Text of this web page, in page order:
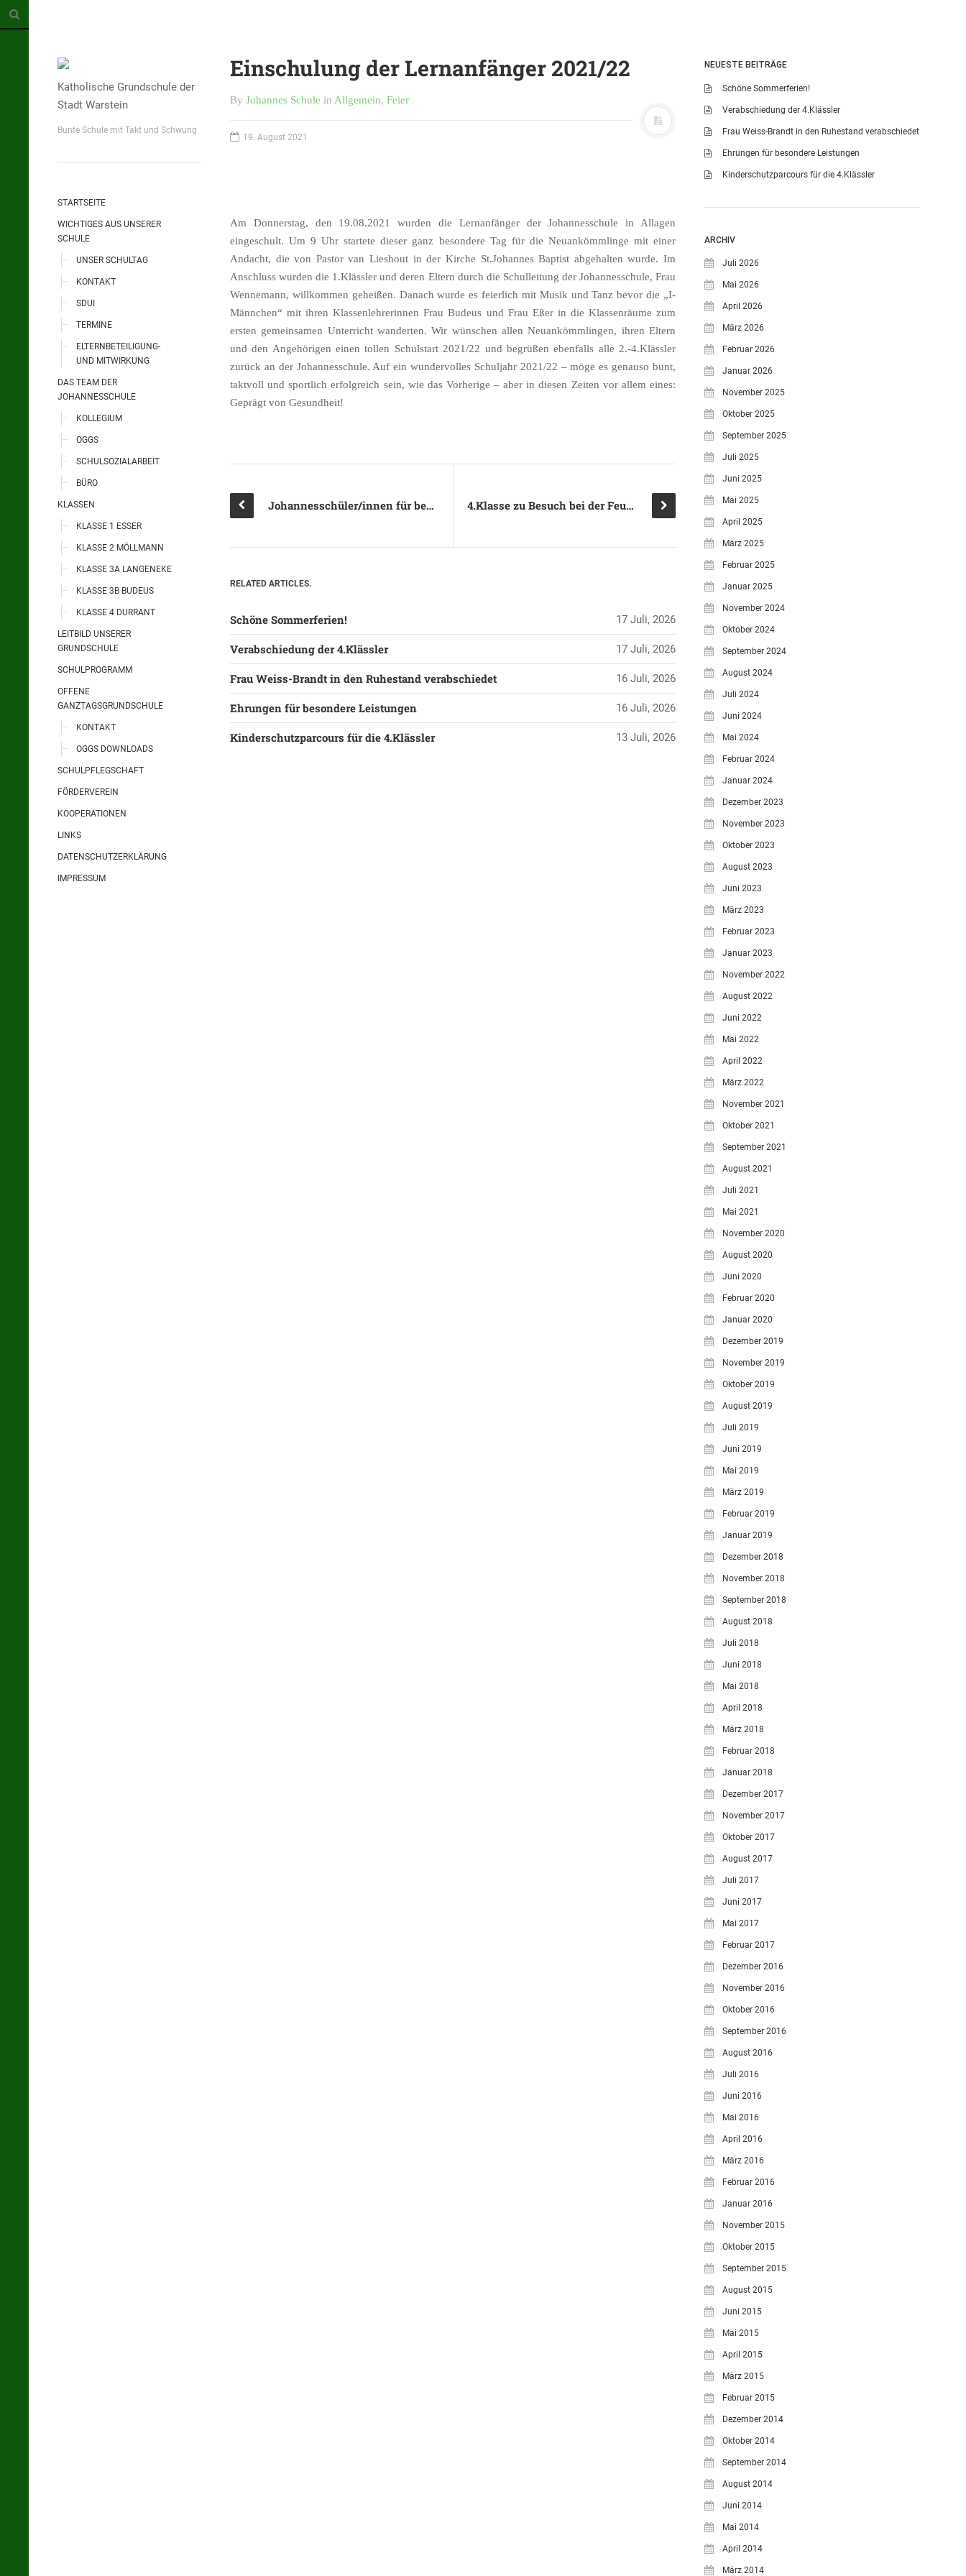
Katholische Grundschule der
Stadt Warstein
Bunte Schule mit Takt und Schwung
STARTSEITE
WICHTIGES AUS UNSERER
SCHULE
UNSER SCHULTAG
KONTAKT
SDUI
TERMINE
ELTERNBETEILIGUNG-
UND MITWIRKUNG
DAS TEAM DER
JOHANNESSCHULE
KOLLEGIUM
OGGS
SCHULSOZIALARBEIT
BÜRO
KLASSEN
KLASSE 1 ESSER
KLASSE 2 MÖLLMANN
KLASSE 3A LANGENEKE
KLASSE 3B BUDEUS
KLASSE 4 DURRANT
LEITBILD UNSERER
GRUNDSCHULE
SCHULPROGRAMM
OFFENE
GANZTAGSGRUNDSCHULE
KONTAKT
OGGS DOWNLOADS
SCHULPFLEGSCHAFT
FÖRDERVEREIN
KOOPERATIONEN
LINKS
DATENSCHUTZERKLÄRUNG
IMPRESSUM
Einschulung der Lernanfänger 2021/22
By Johannes Schule in Allgemein, Feier
19. August 2021
Am Donnerstag, den 19.08.2021 wurden die Lernanfänger der Johannesschule in Allagen
eingeschult. Um 9 Uhr startete dieser ganz besondere Tag für die Neuankömmlinge mit einer
Andacht, die von Pastor van Lieshout in der Kirche St.Johannes Baptist abgehalten wurde. Im
Anschluss wurden die 1.Klässler und deren Eltern durch die Schulleitung der Johannesschule, Frau
Wennemann, willkommen geheißen. Danach wurde es feierlich mit Musik und Tanz bevor die „I-
Männchen“ mit ihren Klassenlehrerinnen Frau Budeus und Frau Eßer in die Klassenräume zum
ersten gemeinsamen Unterricht wanderten. Wir wünschen allen Neuankömmlingen, ihren Eltern
und den Angehörigen einen tollen Schulstart 2021/22 und begrüßen ebenfalls alle 2.-4.Klässler
zurück an der Johannesschule. Auf ein wundervolles Schuljahr 2021/22 – möge es genauso bunt,
taktvoll und sportlich erfolgreich sein, wie das Vorherige – aber in diesen Zeiten vor allem eines:
Geprägt von Gesundheit!
Johannesschüler/innen für besondere Leistungen geehrt 4.Klasse zu Besuch bei der Feuerwehr
RELATED ARTICLES.
Schöne Sommerferien! 17 Juli, 2026
Verabschiedung der 4.Klässler 17 Juli, 2026
Frau Weiss-Brandt in den Ruhestand verabschiedet 16 Juli, 2026
Ehrungen für besondere Leistungen 16 Juli, 2026
Kinderschutzparcours für die 4.Klässler 13 Juli, 2026
NEUESTE BEITRÄGE
Schöne Sommerferien!
Verabschiedung der 4.Klässler
Frau Weiss-Brandt in den Ruhestand verabschiedet
Ehrungen für besondere Leistungen
Kinderschutzparcours für die 4.Klässler
ARCHIV
Juli 2026
Mai 2026
April 2026
März 2026
Februar 2026
Januar 2026
November 2025
Oktober 2025
September 2025
Juli 2025
Juni 2025
Mai 2025
April 2025
März 2025
Februar 2025
Januar 2025
November 2024
Oktober 2024
September 2024
August 2024
Juli 2024
Juni 2024
Mai 2024
Februar 2024
Januar 2024
Dezember 2023
November 2023
Oktober 2023
August 2023
Juni 2023
März 2023
Februar 2023
Januar 2023
November 2022
August 2022
Juni 2022
Mai 2022
April 2022
März 2022
November 2021
Oktober 2021
September 2021
August 2021
Juli 2021
Mai 2021
November 2020
August 2020
Juni 2020
Februar 2020
Januar 2020
Dezember 2019
November 2019
Oktober 2019
August 2019
Juli 2019
Juni 2019
Mai 2019
März 2019
Februar 2019
Januar 2019
Dezember 2018
November 2018
September 2018
August 2018
Juli 2018
Juni 2018
Mai 2018
April 2018
März 2018
Februar 2018
Januar 2018
Dezember 2017
November 2017
Oktober 2017
August 2017
Juli 2017
Juni 2017
Mai 2017
Februar 2017
Dezember 2016
November 2016
Oktober 2016
September 2016
August 2016
Juli 2016
Juni 2016
Mai 2016
April 2016
März 2016
Februar 2016
Januar 2016
November 2015
Oktober 2015
September 2015
August 2015
Juni 2015
Mai 2015
April 2015
März 2015
Februar 2015
Dezember 2014
Oktober 2014
September 2014
August 2014
Juni 2014
Mai 2014
April 2014
März 2014